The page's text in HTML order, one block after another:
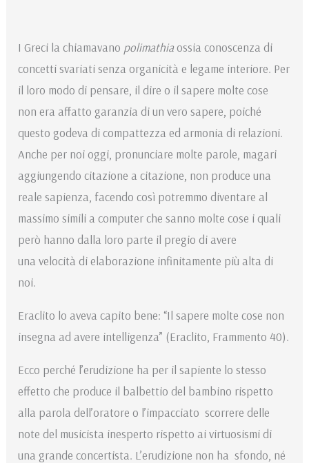
I Greci la chiamavano polimathiaossia conoscenza di
concetti svariati senza organicità e legame interiore. Per
il loro modo di pensare, il dire o il sapere molte cose
non era affatto garanzia di un vero sapere, poiché
questo godeva di compattezza ed armonia di relazioni.
Anche per noi oggi, pronunciare molte parole, magari
aggiungendo citazione a citazione, non produce una
reale sapienza, facendo così potremmo diventare al
massimo simili a computer che sanno molte cose i quali
però hanno dalla loro parte il pregio di avere
una velocità di elaborazione infinitamente più alta di
noi.
Eraclito lo aveva capito bene: “Il sapere molte cose non
insegna ad avere intelligenza” (Eraclito, Frammento 40).
Ecco perché l’erudizione ha per il sapiente lo stesso
effetto che produce il balbettio del bambino rispetto
alla parola dell’oratore o l’impacciato scorrere delle
note del musicista inesperto rispetto ai virtuosismi di
una grande concertista. L’erudizione non ha sfondo, né